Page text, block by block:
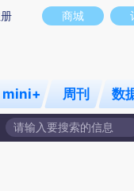
。不代表财新观点和立场
商城
mini+ 周刊 数